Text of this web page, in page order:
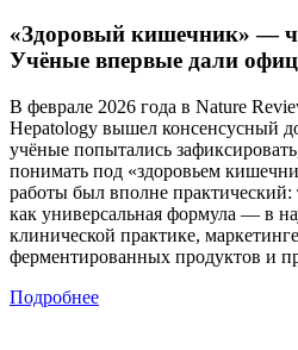
«Здоровый кишечник» —
Учёные впервые дали
В феврале 2026 года в Nature
Hepatology вышел консенсусный
учёные попытались
понимать под «здоровьем
работы был вполне практический:
как универсальная формула — в
клинической практике,
ферментированных продуктов и
Подробнее